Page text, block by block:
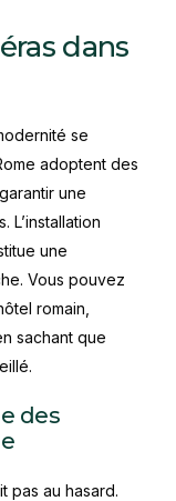
dans
se
adoptent des
une
L’installation
une
Vous pouvez
romain,
sachant que
des
pas au hasard.